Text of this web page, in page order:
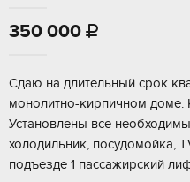
350 000 
Сдаю на длительный срок
монолитно-кирпичном доме.
Установлены все
холодильник, посудомойка,
подъезде 1 пассажирский